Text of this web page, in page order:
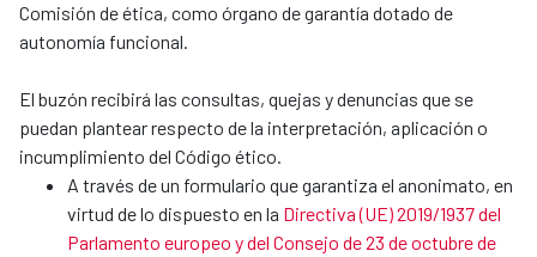
Comisión de ética, como órgano de garantía dotado de
autonomía funcional.
El buzón recibirá las consultas, quejas y denuncias que se
puedan plantear respecto de la interpretación, aplicación o
incumplimiento del Código ético.
A través de un formulario que garantiza el anonimato, en
virtud de lo dispuesto en la Directiva (UE) 2019/1937 del
Parlamento europeo y del Consejo de 23 de octubre de